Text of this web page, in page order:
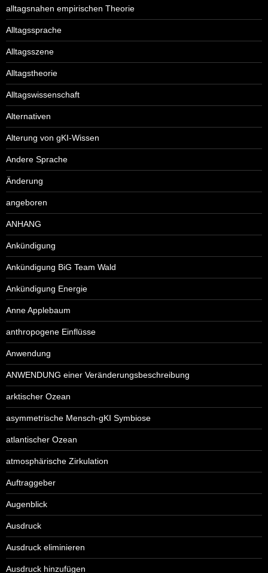
alltagsnahen empirischen Theorie
Alltagssprache
Alltagsszene
Alltagstheorie
Alltagswissenschaft
Alternativen
Alterung von gKI-Wissen
Andere Sprache
Änderung
angeboren
ANHANG
Ankündigung
Ankündigung BiG Team Wald
Ankündigung Energie
Anne Applebaum
anthropogene Einflüsse
Anwendung
ANWENDUNG einer Veränderungsbeschreibung
arktischer Ozean
asymmetrische Mensch-gKI Symbiose
atlantischer Ozean
atmosphärische Zirkulation
Auftraggeber
Augenblick
Ausdruck
Ausdruck eliminieren
Ausdruck hinzufügen